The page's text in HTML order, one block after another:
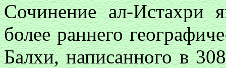
Сочинение ал-Истахри
более раннего
Балхи, написанного в